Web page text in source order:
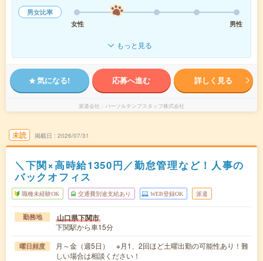
男女比率
女性
男性
もっと見る
気になる! 応募へ進む 詳しく見る
派遣会社 パーソルテンプスタッフ株式会社
未読 掲載日 2026/07/31
＼下関×高時給1350円／勤怠管理など！人事の
バックオフィス
職種未経験OK 交通費別途支給あり WEB登録OK 派遣
勤務地 山口県下関市
下関駅から車15分
曜日頻度
月～金（週5日） ※月1、2回ほど土曜出勤の可能性あり！難
しい場合は相談ください！